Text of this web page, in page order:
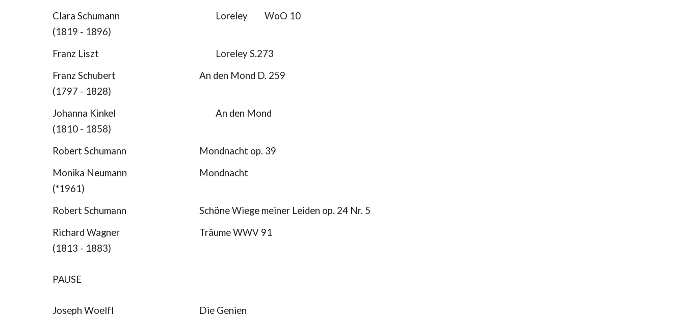
Clara Schumann
Loreley
WoO 10
(1819 - 1896)
Franz Liszt
Loreley S.273
Franz Schubert
An den Mond D. 259
(1797 - 1828)
Johanna Kinkel
An den Mond
(1810 - 1858)
Robert Schumann
Mondnacht op. 39
Monika Neumann
Mondnacht
(*1961)
Robert Schumann
Schöne Wiege meiner Leiden op. 24 Nr. 5
Richard Wagner
Träume WWV 91
(1813 - 1883)
PAUSE
Joseph Woelfl
Die Genien